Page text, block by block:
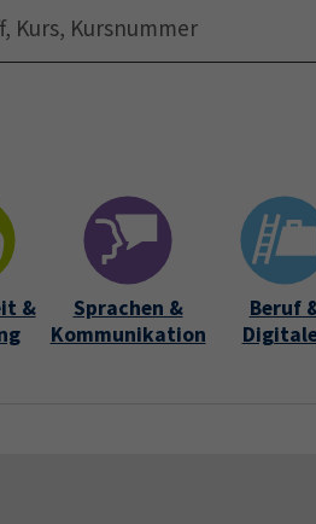
Programm
&
Sprachen &
Kommunikation
Beruf